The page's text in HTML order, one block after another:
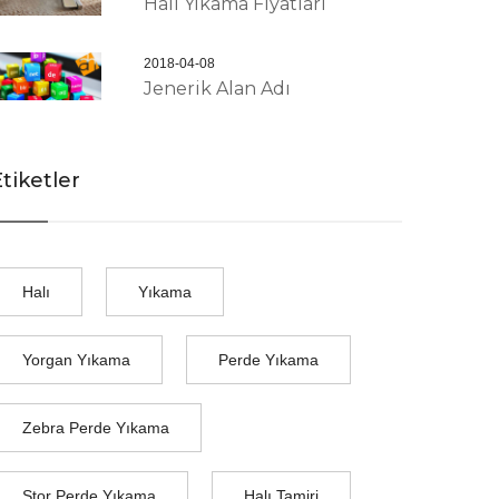
2018-04-08
Jenerik Alan Adı
Halı Yıkama
Yorgan Yıkama Perde Yıkama
Zebra Perde Yıkama